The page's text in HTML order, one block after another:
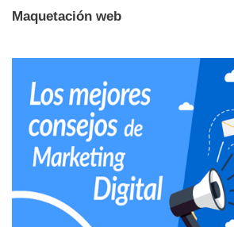
Maquetación web